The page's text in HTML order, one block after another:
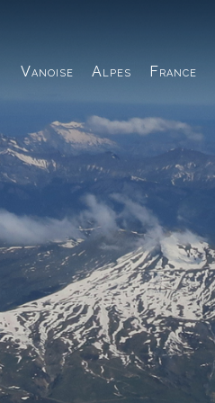
Vanoise Alpes France